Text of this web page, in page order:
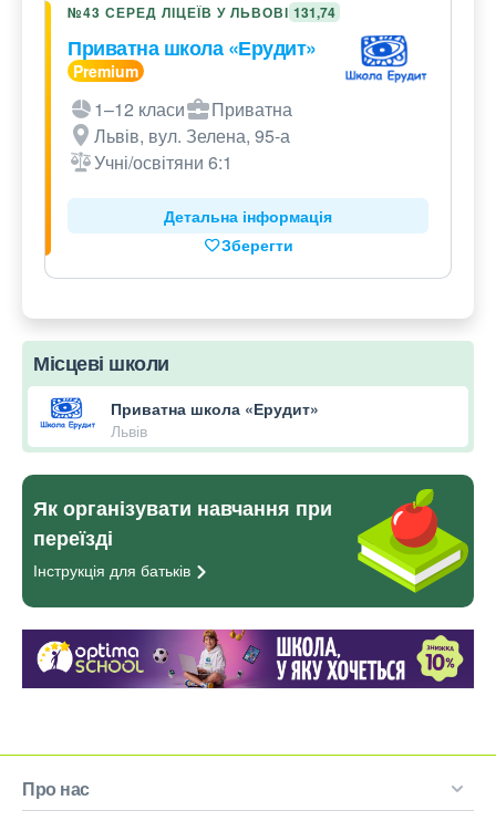
№43 СЕРЕД ЛІЦЕЇВ У ЛЬВОВІ 131,74
Приватна школа «Ерудит»
1–12 класи
Приватна
Львів, вул. Зелена, 95-а
Учні/освітяни 6:1
Детальна інформація
Зберегти
Місцеві школи
Приватна школа «Ерудит»
Львів
Як організувати навчання при
переїзді
Інструкція для батьків
Про нас